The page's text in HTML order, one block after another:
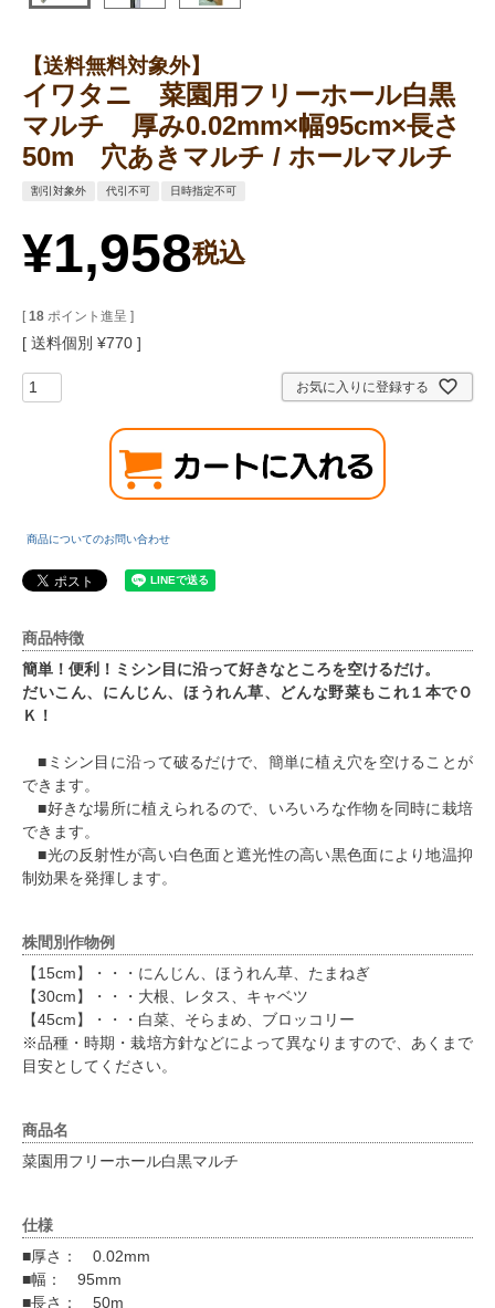
【送料無料対象外】
イワタニ 菜園用フリーホール白黒
マルチ 厚み0.02mm×幅95cm×長さ
50m 穴あきマルチ / ホールマルチ
割引対象外 代引不可 日時指定不可
¥1,958税込
[ 18 ポイント進呈 ]
送料個別 ¥770
お気に入りに登録する
商品についてのお問い合わせ
商品特徴
簡単！便利！ミシン目に沿って好きなところを空けるだけ。
だいこん、にんじん、ほうれん草、どんな野菜もこれ１本でＯ
Ｋ！
■ミシン目に沿って破るだけで、簡単に植え穴を空けることが
できます。
■好きな場所に植えられるので、いろいろな作物を同時に栽培
できます。
■光の反射性が高い白色面と遮光性の高い黒色面により地温抑
制効果を発揮します。
株間別作物例
【15cm】・・・にんじん、ほうれん草、たまねぎ
【30cm】・・・大根、レタス、キャベツ
【45cm】・・・白菜、そらまめ、ブロッコリー
※品種・時期・栽培方針などによって異なりますので、あくまで
目安としてください。
商品名
菜園用フリーホール白黒マルチ
仕様
■厚さ： 0.02mm
■幅： 95mm
■長さ： 50m